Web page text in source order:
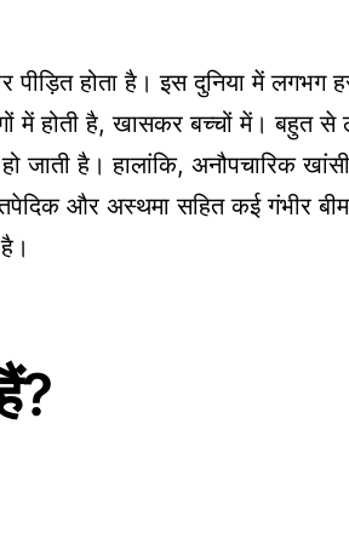
होता है। इस दुनिया में लगभग
में होती है, खासकर बच्चों में।
जाती है। हालांकि, अनौपचारिक
और अस्थमा सहित कई गंभीर